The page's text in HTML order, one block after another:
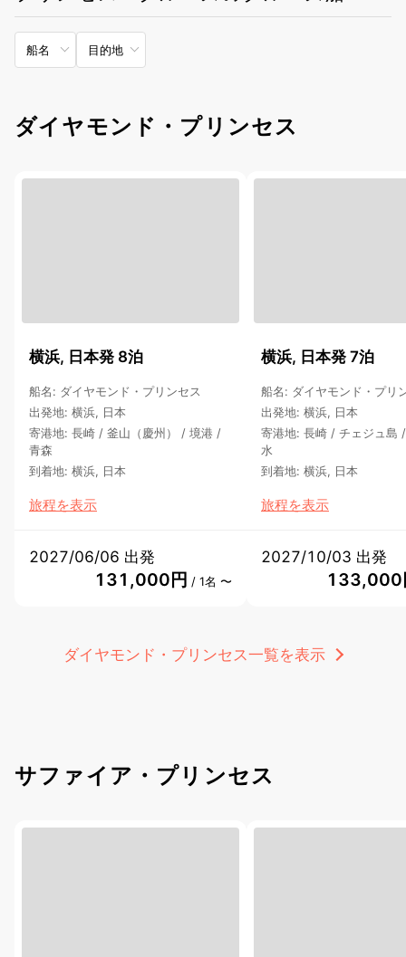
船名 目的地
ダイヤモンド・プリンセス
横浜, 日本発 8泊
船名: ダイヤモンド・プリンセス
出発地: 横浜, 日本
寄港地: 長崎 / 釜山（慶州） / 境港 /
青森
到着地: 横浜, 日本
旅程を表示
2027/06/06 出発
131,000円 / 1名 〜
横浜, 日本発 7泊
船名: ダイヤモンド・プリ
出発地: 横浜, 日本
寄港地: 長崎 / チェジュ島
水
到着地: 横浜, 日本
旅程を表示
2027/10/03 出発
133,000
ダイヤモンド・プリンセス一覧を表示
サファイア・プリンセス